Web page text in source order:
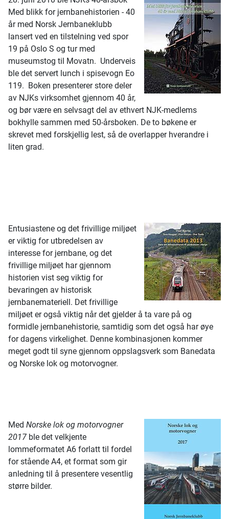
Med blikk for jernbanehistorien - 40
år med Norsk Jernbaneklubb
lansert ved en tilstelning ved spor
19 på Oslo S og tur med
museumstog til Movatn. Underveis
ble det servert lunch i spisevogn Eo
119. Boken presenterer store deler
av NJKs virksomhet gjennom 40 år,
og bør være en selvsagt del av ethvert NJK-medlems
bokhylle sammen med 50-årsboken. De to bøkene er
skrevet med forskjellig lest, så de overlapper hverandre i
liten grad.
Entusiastene og det frivillige miljøet
er viktig for utbredelsen av
interesse for jernbane, og det
frivillige miljøet har gjennom
historien vist seg viktig for
bevaringen av historisk
jernbanemateriell. Det frivillige
miljøet er også viktig når det gjelder å ta vare på og
formidle jernbanehistorie, samtidig som det også har øye
for dagens virkelighet. Denne kombinasjonen kommer
meget godt til syne gjennom oppslagsverk som Banedata
og Norske lok og motorvogner.
Med Norske lok og motorvogner
2017 ble det velkjente
lommeformatet A6 forlatt til fordel
for stående A4, et format som gir
anledning til å presentere vesentlig
større bilder.